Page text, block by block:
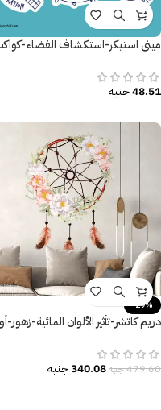
ميني استيكر-استكشاف الفضاء-
48.51جنيه
-29%
دريم كاتشر-تأثير الألوان المائية-زهور-
479.60جنيه340.08جنيه